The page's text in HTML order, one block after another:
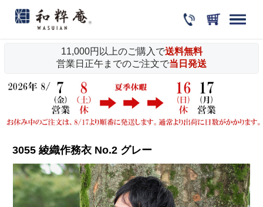
11,000円以上のご購入で送料無料
営業日正午までのご注文で当日発送
3055 綾織作務衣 No.2 グレー